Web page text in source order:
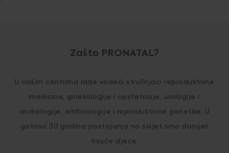
Zašto PRONATAL?
U našim centrima rade vodeći stručnjaci reproduktivne
medicine, ginekologije i opstetricije, urologije i
andrologije, embriologije i reproduktivne genetike. U
gotovo 30 godina postojanja na svijet smo donijeli
tisuće djece.